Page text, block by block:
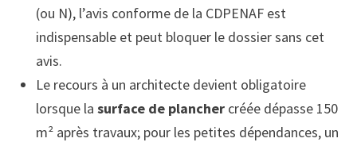
(ou N), l’avis conforme de la CDPENAF est
indispensable et peut bloquer le dossier sans cet
avis.
Le recours à un architecte devient obligatoire
lorsque la surface de planchercréée dépasse 150
m² après travaux; pour les petites dépendances, un